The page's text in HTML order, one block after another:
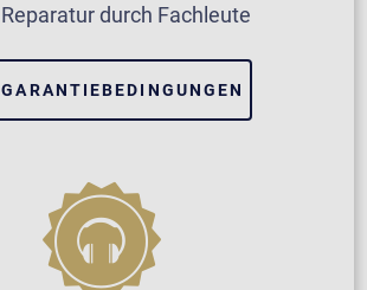
Reparatur durch Fachleute
GARANTIEBEDINGUNGEN